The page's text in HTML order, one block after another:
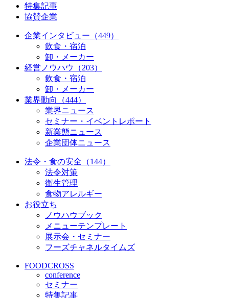
特集記事
協賛企業
企業インタビュー（449）
飲食・宿泊
卸・メーカー
経営ノウハウ（203）
飲食・宿泊
卸・メーカー
業界動向（444）
業界ニュース
セミナー・イベントレポート
新業態ニュース
企業団体ニュース
法令・食の安全（144）
法令対策
衛生管理
食物アレルギー
お役立ち
ノウハウブック
メニューテンプレート
展示会・セミナー
フーズチャネルタイムズ
FOODCROSS
conference
セミナー
特集記事